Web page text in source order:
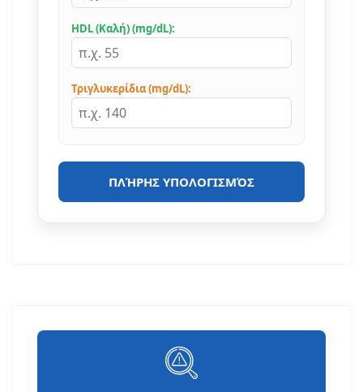
HDL (Καλή) (mg/dL):
Τριγλυκερίδια (mg/dL):
ΠΛΉΡΗΣ ΥΠΟΛΟΓΙΣΜΌΣ